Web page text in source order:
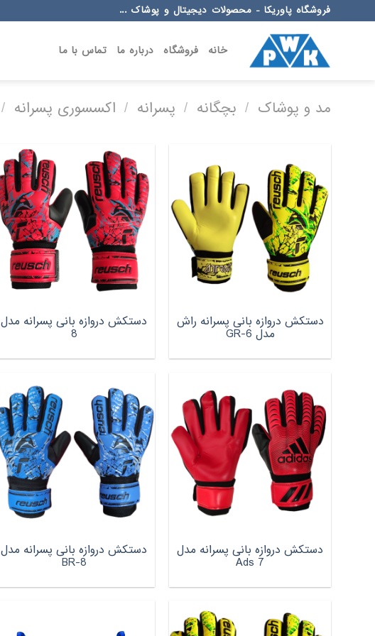
to
فروشگاه پاوریکا - محصولات دیجیتال و پوشاک ...
خانه فروشگاه درباره ما تماس با ما
مد و پوشاک / بچگانه / پسرانه / اکسسوری پسرانه /
دستکش دروازه بانی پسرانه راش
مدل GR-6
دستکش دروازه بانی پسرانه مدل
8
دستکش دروازه بانی پسرانه مدل
Ads 7
دستکش دروازه بانی پسرانه مدل
BR-8